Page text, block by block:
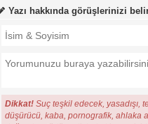
Yazı hakkında görüşlerinizi
Dikkat! Suç teşkil edecek, yasadışı,
düşürücü, kaba, pornografik, ahlaka